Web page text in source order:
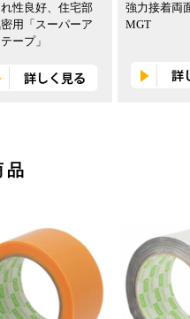
性良好、住宅部
用「スーパーア
ープ」
強力接着両
MGT
品